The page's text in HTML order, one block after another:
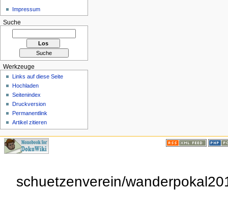
Impressum
Suche
Werkzeuge
Links auf diese Seite
Hochladen
Seitenindex
Druckversion
Permanentlink
Artikel zitieren
schuetzenverein/